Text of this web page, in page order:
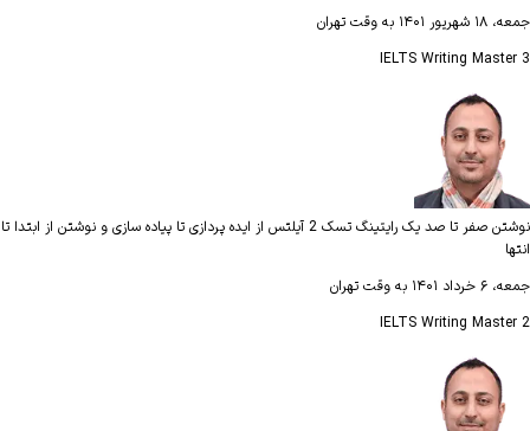
جمعه، ۱۸ شهریور ۱۴۰۱ به وقت تهران
IELTS Writing Master 3
نوشتن صفر تا صد یک رایتینگ تسک 2 آیلتس از ایده پردازی تا پیاده سازی و نوشتن از ابتدا تا
انتها
جمعه، ۶ خرداد ۱۴۰۱ به وقت تهران
IELTS Writing Master 2